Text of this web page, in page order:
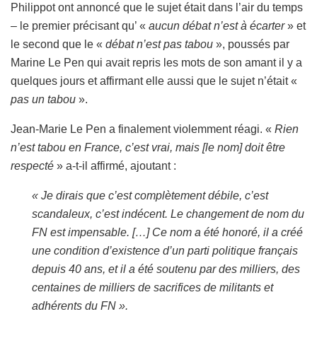
Philippot ont annoncé que le sujet était dans l’air du temps
– le premier précisant qu’ « aucun débat n’est à écarter» et
le second que le « débat n’est pas tabou », poussés par
Marine Le Pen qui avait repris les mots de son amant il y a
quelques jours et affirmant elle aussi que le sujet n’était «
pas un tabou ».
Jean-Marie Le Pen a finalement violemment réagi. « Rien
n’est tabou en France, c’est vrai, mais [le nom] doit être
respecté » a-t-il affirmé, ajoutant :
« Je dirais que c’est complètement débile, c’est
scandaleux, c’est indécent. Le changement de nom du
FN est impensable. […] Ce nom a été honoré, il a créé
une condition d’existence d’un parti politique français
depuis 40 ans, et il a été soutenu par des milliers, des
centaines de milliers de sacrifices de militants et
adhérents du FN ».